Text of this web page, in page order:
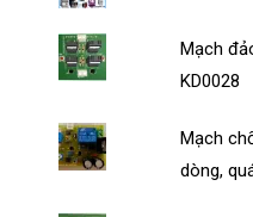
Mạch
KD0028
Mạch
dòng,